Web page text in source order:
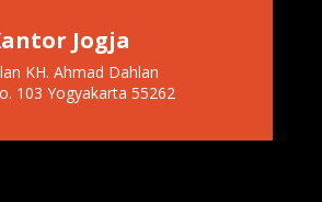
Jogja
KH. Ahmad Dahlan
103 Yogyakarta 55262